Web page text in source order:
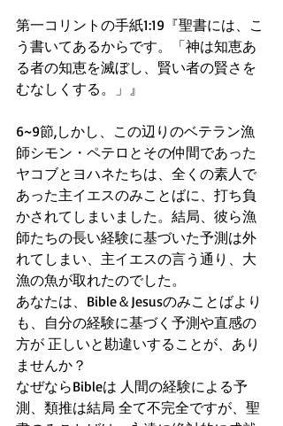
第一コリントの手紙1:19『聖書には、こ
う書いてあるからです。「神は知恵あ
る者の知恵を滅ぼし、賢い者の賢さを
むなしくする。」』
6~9節,しかし、この辺りのベテラン漁
師シモン・ペテロとその仲間であった
ヤコブとヨハネたちは、全くの素人で
あった主イエスのみことばに、打ち負
かされてしまいました。結局、彼ら漁
師たちの長い経験に基づいた予測は外
れてしまい、主イエスの言う通り、大
漁の魚が取れたのでした。
あなたは、Bible＆Jesusのみことばより
も、自分の経験に基づく予測や直感の
方が 正しいと勘違いすることが、あり
ませんか？
なぜならBibleは 人間の経験による予
測、類推は結局 全て不完全ですが、聖